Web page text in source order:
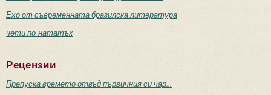
Ехо от съвременната бразилска литература
чети по-нататък
Рецензии
Препуска времето отвъд първичния си чар...